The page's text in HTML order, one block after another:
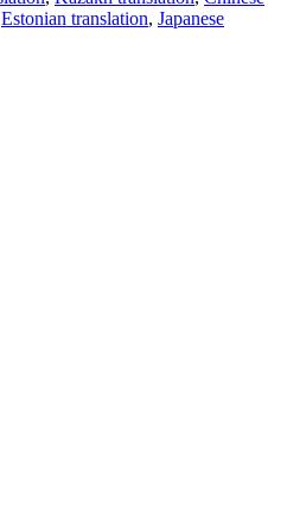
Estonian translation, Japanese